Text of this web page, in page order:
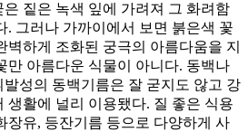
짙은 녹색 잎에 가려져 그 화려함
. 그러나 가까이에서 보면 붉은색 꽃
벽하게 조화된 궁극의 아름다움을 지
만 아름다운 식물이 아니다. 동백나
성의 동백기름은 잘 굳지도 않고 강
생활에 널리 이용됐다. 질 좋은 식용
장유, 등잔기름 등으로 다양하게 사